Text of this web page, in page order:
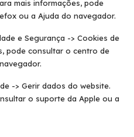
mais informações, pode
ou a Ajuda do navegador.
e Segurança -> Cookies de
pode consultar o centro de
-> Gerir dados do website.
o suporte da Apple ou a